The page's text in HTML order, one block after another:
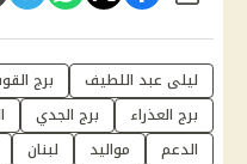
ليلى عبد اللطيف برج
برج العذراء
برج الجدي
الدعم
مواليد لبنان